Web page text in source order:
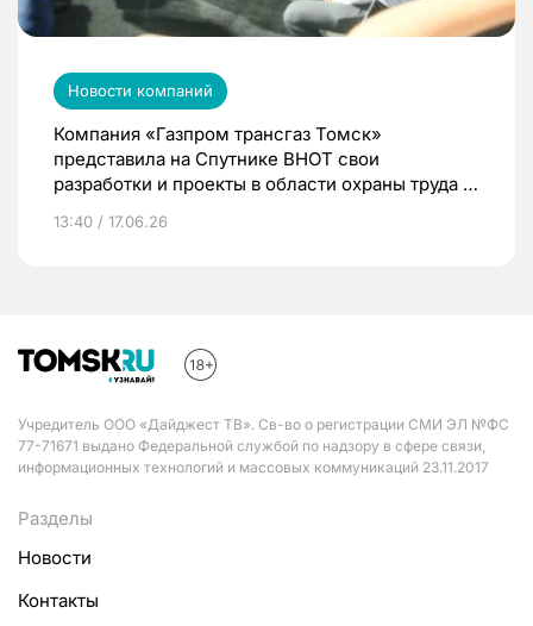
Новости компаний
Компания «Газпром трансгаз Томск»
представила на Спутнике ВНОТ свои
разработки и проекты в области охраны труда и
13:40 / 17.06.26
Учредитель ООО «Дайджест ТВ». Св-во о регистрации СМИ ЭЛ №ФС
77-71671 выдано Федеральной службой по надзору в сфере связи,
информационных технологий и массовых коммуникаций 23.11.2017
Разделы
Новости
Контакты